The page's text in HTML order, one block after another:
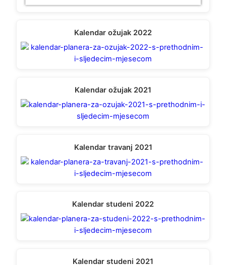
Kalendar ožujak 2022
Kalendar ožujak 2021
Kalendar travanj 2021
Kalendar studeni 2022
Kalendar studeni 2021